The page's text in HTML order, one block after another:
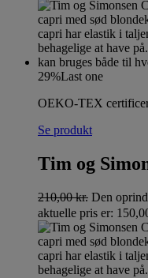
29%Last one
OEKO-TEX
Se produkt
Tim og
210,00kr. Den
aktuelle pris er: